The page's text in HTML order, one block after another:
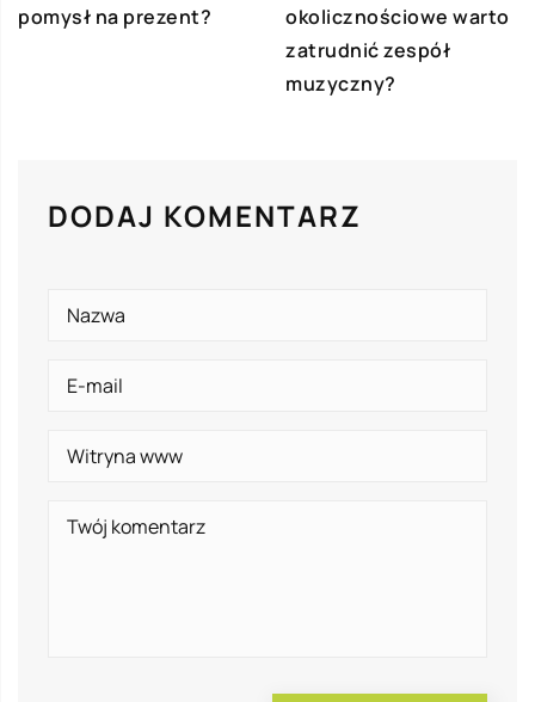
pomysł na prezent?
okolicznościowe warto
zatrudnić zespół
muzyczny?
DODAJ KOMENTARZ